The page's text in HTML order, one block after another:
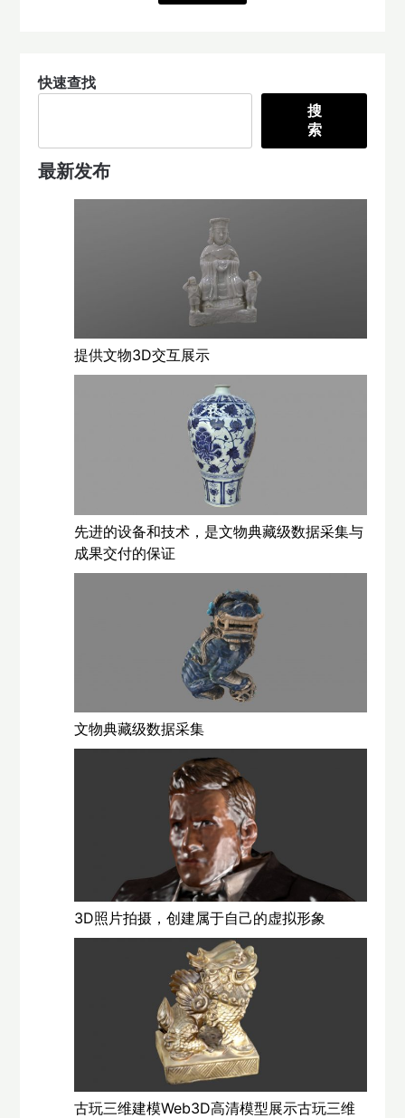
快速查找
搜
索
最新发布
提供文物3D交互展示
先进的设备和技术，是文物典藏级数据采集与
成果交付的保证
文物典藏级数据采集
3D照片拍摄，创建属于自己的虚拟形象
古玩三维建模Web3D高清模型展示古玩三维